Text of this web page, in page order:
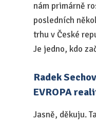
nám primárně
posledních
trhu v České
Je jedno, kdo
Radek
EVROPA
Jasně, děkuju.